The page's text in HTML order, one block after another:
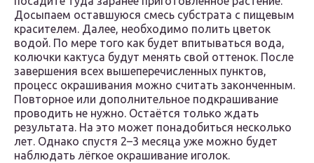
Досыпаем оставшуюся смесь субстрата с пищевым
красителем. Далее, необходимо полить цветок
водой. По мере того как будет впитываться вода,
колючки кактуса будут менять свой оттенок. После
завершения всех вышеперечисленных пунктов,
процесс окрашивания можно считать законченным.
Повторное или дополнительное подкрашивание
проводить не нужно. Остаётся только ждать
результата. На это может понадобиться несколько
лет. Однако спустя 2–3 месяца уже можно будет
наблюдать лёгкое окрашивание иголок.